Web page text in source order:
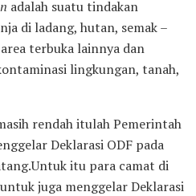
adalah suatu tindakan
di ladang, hutan, semak –
terbuka lainnya dan
lingkungan, tanah,
rendah itulah Pemerintah
Deklarasi ODF pada
itu para camat di
juga menggelar Deklarasi